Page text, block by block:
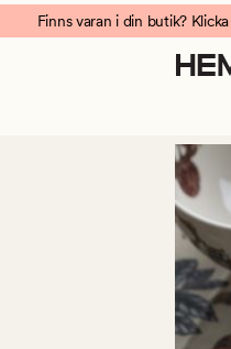
Finns varan i din butik?